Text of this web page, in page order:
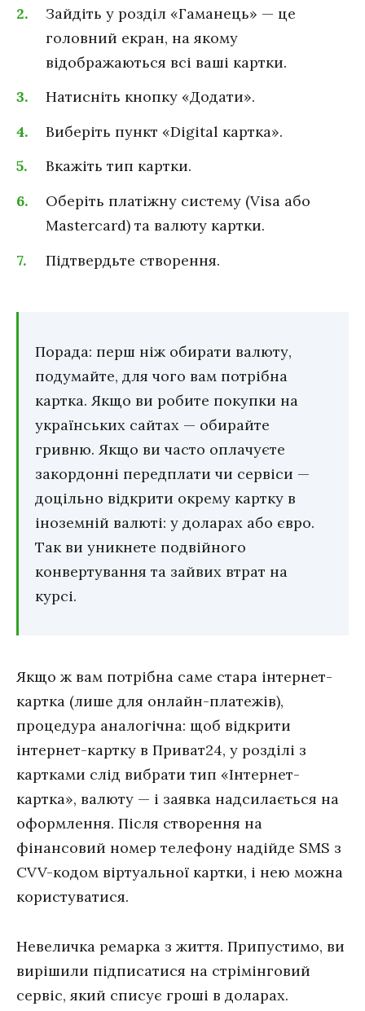
Зайдіть у розділ «Гаманець» — це
головний екран, на якому
відображаються всі ваші картки.
Натисніть кнопку «Додати».
Виберіть пункт «Digital картка».
Вкажіть тип картки.
Оберіть платіжну систему (Visa або
Mastercard) та валюту картки.
Підтвердьте створення.
Порада: перш ніж обирати валюту,
подумайте, для чого вам потрібна
картка. Якщо ви робите покупки на
українських сайтах — обирайте
гривню. Якщо ви часто оплачуєте
закордонні передплати чи сервіси —
доцільно відкрити окрему картку в
іноземній валюті: у доларах або євро.
Так ви уникнете подвійного
конвертування та зайвих втрат на
курсі.
Якщо ж вам потрібна саме стара інтернет-
картка (лише для онлайн-платежів),
процедура аналогічна: щоб відкрити
інтернет-картку в Приват24, у розділі з
картками слід вибрати тип «Інтернет-
картка», валюту — і заявка надсилається на
оформлення. Після створення на
фінансовий номер телефону надійде SMS з
CVV-кодом віртуальної картки, і нею можна
користуватися.
Невеличка ремарка з життя. Припустимо, ви
вирішили підписатися на стрімінговий
сервіс, який списує гроші в доларах.